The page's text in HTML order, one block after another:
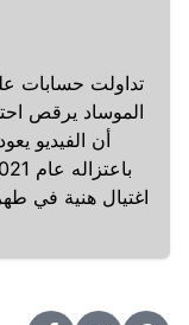
تداولت حسابات
الموساد يرقص
أن الفيديو